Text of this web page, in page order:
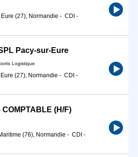
(27), Normandie - CDI -
Pacy-sur-Eure
Logistique
(27), Normandie - CDI -
COMPTABLE (H/F)
(76), Normandie - CDI -